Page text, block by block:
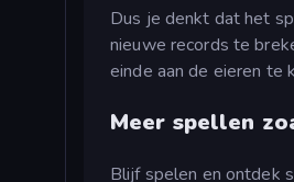
Dus je denkt dat het
nieuwe records te
einde aan de eieren te
Meer spellen
Blijf spelen en ontdek